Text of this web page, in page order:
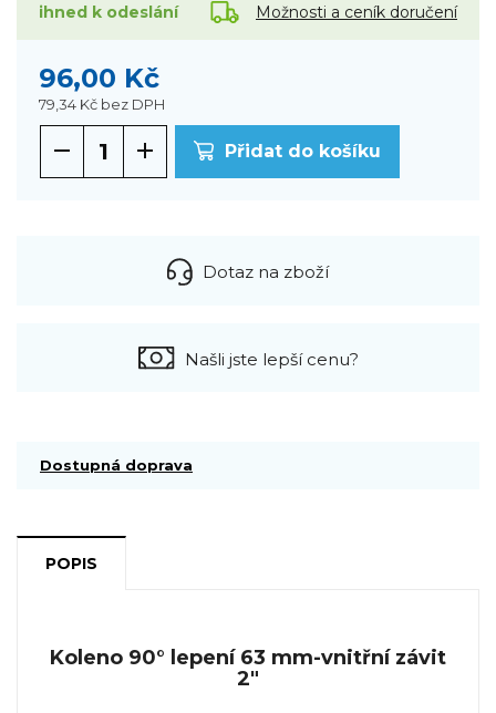
ihned k odeslání Možnosti a ceník doručení
96,00 Kč
79,34 Kč bez DPH
Přidat do košíku
Dotaz na zboží
Našli jste lepší cenu?
Dostupná doprava
POPIS
Koleno 90° lepení 63 mm-vnitřní závit
2"